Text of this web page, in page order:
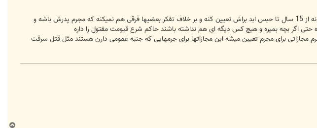
به جرم اقدام به قتل عمد محکوم میشه و مجازاتش هم به تصمیم قاضی بر میگرده و میتونه از 15 سال تا حبس ابد براش تعیین کنه و بر خلاف تفکر بعضیها فرقی هم نمیکنه که مجرم پدرش باشه و
اگر بچه بمیره و هیچ کس دیگه ای هم نداشته باشند حاکم شرع قیومت مقتول را داره
مجازاتی برای مجرم تعیین میشه این مجازاتها برای جرمهایی که جنبه عمومی دارن هستند مثل قتل سرقت